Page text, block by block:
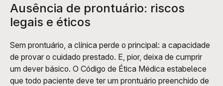
Ausência de prontuário: riscos
legais e éticos
Sem prontuário, a clínica perde o principal: a capacidade
de provar o cuidado prestado. E, pior, deixa de cumprir
um dever básico. O Código de Ética Médica estabelece
que todo paciente deve ter um prontuário preenchido de